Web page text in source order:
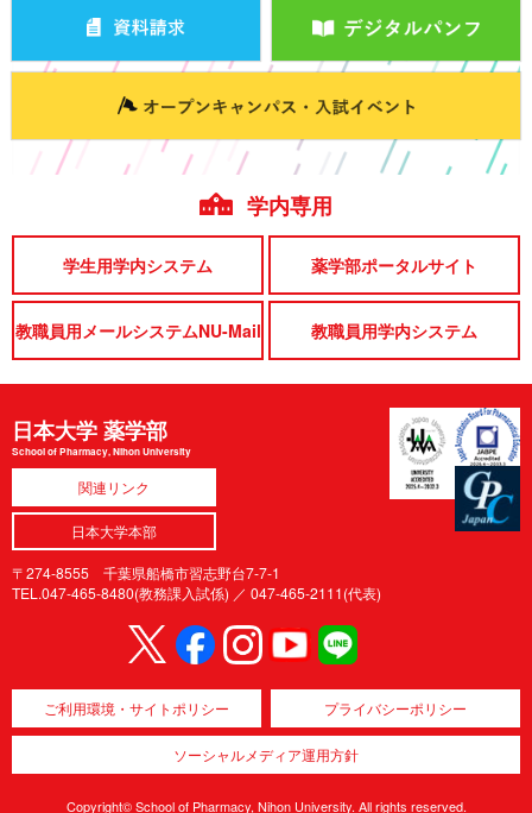
学内専用
学生用学内システム 薬学部ポータルサイト
教職員用メールシステムNU-Mail 教職員用学内システム
日本大学 薬学部
School of Pharmacy, Nihon University
関連リンク
日本大学本部
〒274-8555 千葉県船橋市習志野台7-7-1
TEL.047-465-8480(教務課入試係) ／ 047-465-2111(代表)
ご利用環境・サイトポリシー プライバシーポリシー
ソーシャルメディア運用方針
Copyright© School of Pharmacy, Nihon University. All rights reserved.